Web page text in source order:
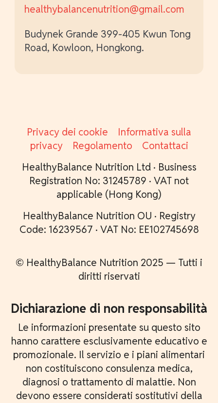
healthybalancenutrition@gmail.com
Budynek Grande 399-405 Kwun Tong
Road, Kowloon, Hongkong.
Privacy dei cookie
Informativa sulla
privacy
Regolamento
Contattaci
HealthyBalance Nutrition Ltd · Business
Registration No: 31245789 · VAT not
applicable (Hong Kong)
HealthyBalance Nutrition OU · Registry
Code: 16239567 · VAT No: EE102745698
© HealthyBalance Nutrition 2025 — Tutti i
diritti riservati
Dichiarazione di non responsabilità
Le informazioni presentate su questo sito
hanno carattere esclusivamente educativo e
promozionale. Il servizio e i piani alimentari
non costituiscono consulenza medica,
diagnosi o trattamento di malattie. Non
devono essere considerati sostitutivi della